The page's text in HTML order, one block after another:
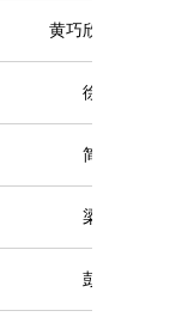
黄巧欣 (副主席)
徐凯怡
简家骢
梁毅翔
彭韵僖